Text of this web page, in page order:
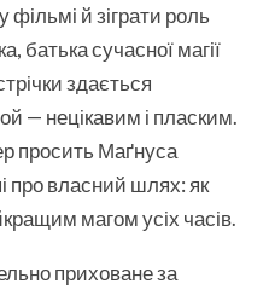
й зіграти роль
батька сучасної магії
здається
— нецікавим і пласким.
просить Маґнуса
про власний шлях: як
магом усіх часів.
приховане за